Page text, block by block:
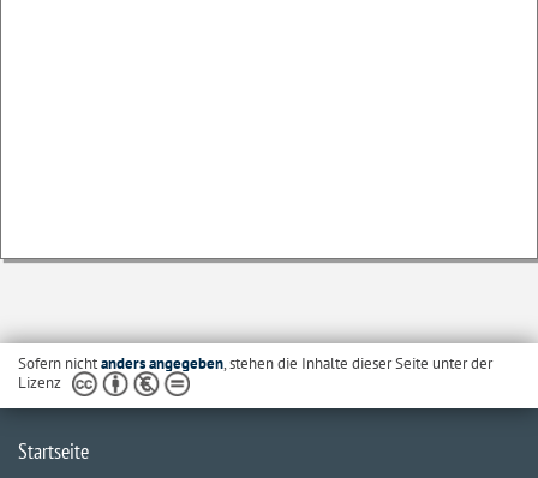
Sofern nichtanders angegeben, stehen die Inhalte dieser Seite unter der
Lizenz
Startseite